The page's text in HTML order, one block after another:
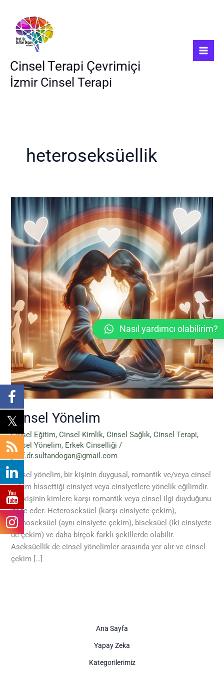
Cinsel Terapi Çevrimiçi
İzmir Cinsel Terapi
heteroseksüellik
Cinsel Yönelim
Cinsel Eğitim,Cinsel Kimlik,Cinsel Sağlık,Cinsel Terapi,
Cinsel Yönelim, Erkek Cinselliği /
prof.dr.sultandogan@gmail.com
Cinsel yönelim, bir kişinin duygusal, romantik ve/veya cinsel
çekim hissettiği cinsiyet veya cinsiyetlere yönelik eğilimdir.
Bu, kişinin kimlere karşı romantik veya cinsel ilgi duyduğunu
ifade eder. Heteroseksüel (karşı cinsiyete çekim),
homoseksüel (aynı cinsiyete çekim), biseksüel (iki cinsiyete
de çekim) ve daha birçok farklı şekillerde olabilir.
Aseksüellik de cinsel yönelimler arasında yer alır ve cinsel
çekim […]
Ana Sayfa
Yapay Zeka
Kategorilerimiz
Nasıl yardımcı olabilirim?